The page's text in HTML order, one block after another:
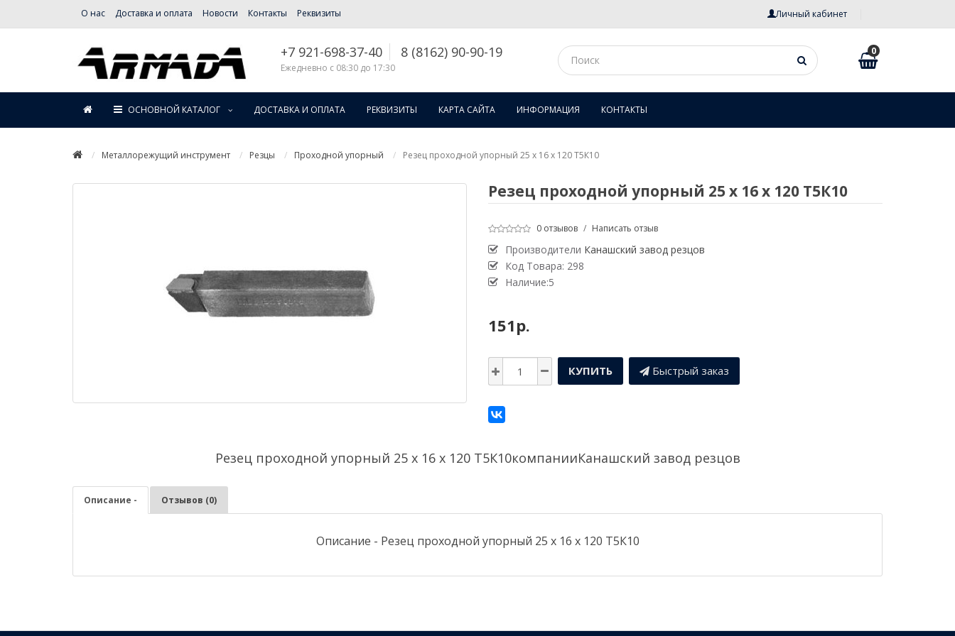
О нас Доставка и оплата Новости Контакты Реквизиты Личный кабинет
+7 921-698-37-40 8 (8162) 90-90-19
Ежедневно с 08:30 до 17:30
0
ОСНОВНОЙ КАТАЛОГ ДОСТАВКА И ОПЛАТА РЕКВИЗИТЫ КАРТА САЙТА ИНФОРМАЦИЯ КОНТАКТЫ
Металлорежущий инструмент Резцы Проходной упорный Резец проходной упорный 25 х 16 х 120 Т5К10
Резец проходной упорный 25 х 16 х 120 Т5К10
0 отзывов / Написать отзыв
Производители Канашский завод резцов
Код Товара: 298
Наличие:5
151р.
КУПИТЬ Быстрый заказ
Резец проходной упорный 25 х 16 х 120 Т5К10компанииКанашский завод резцов
Описание - Отзывов (0)
Описание - Резец проходной упорный 25 х 16 х 120 Т5К10